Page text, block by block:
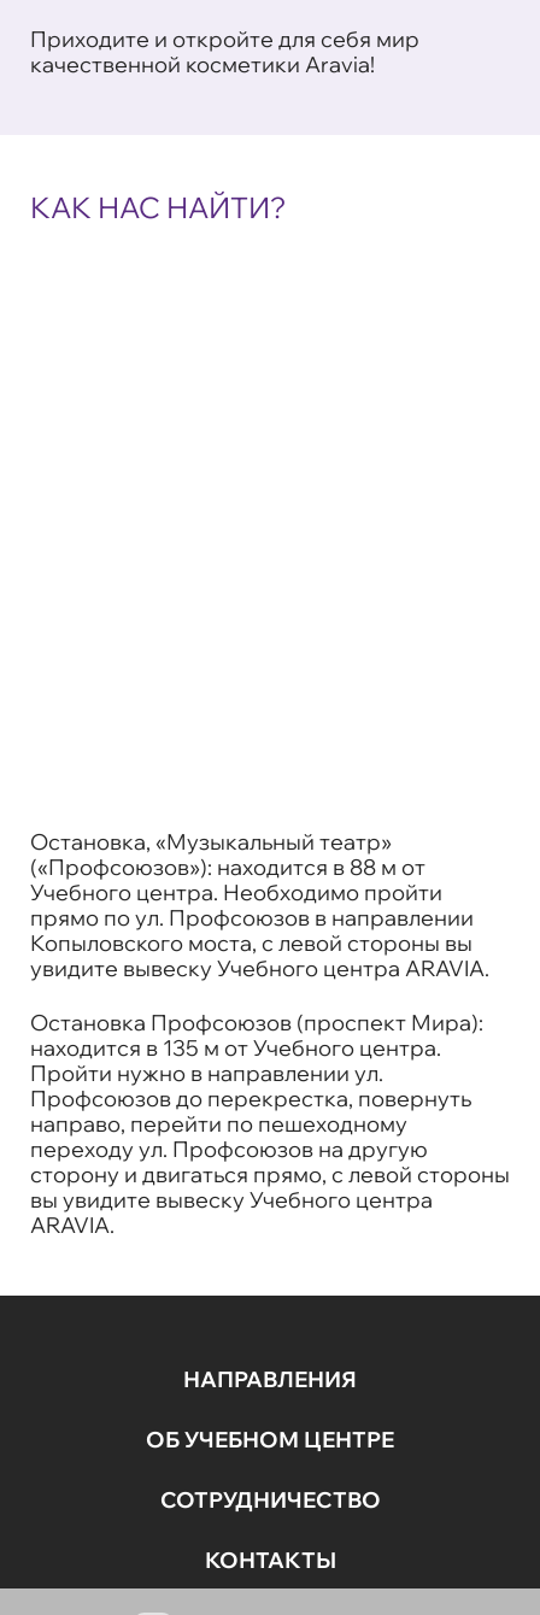
Приходите и откройте для себя мир
качественной косметики Aravia!
КАК НАС НАЙТИ?
Остановка, «Музыкальный театр»
(«Профсоюзов»): находится в 88 м от
Учебного центра. Необходимо пройти
прямо по ул. Профсоюзов в направлении
Копыловского моста, с левой стороны вы
увидите вывеску Учебного центра ARAVIA.
Остановка Профсоюзов (проспект Мира):
находится в 135 м от Учебного центра.
Пройти нужно в направлении ул.
Профсоюзов до перекрестка, повернуть
направо, перейти по пешеходному
переходу ул. Профсоюзов на другую
сторону и двигаться прямо, с левой стороны
вы увидите вывеску Учебного центра
ARAVIA.
НАПРАВЛЕНИЯ
ОБ УЧЕБНОМ ЦЕНТРЕ
СОТРУДНИЧЕСТВО
КОНТАКТЫ